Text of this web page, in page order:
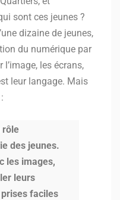
sont ces jeunes ?
dizaine de jeunes,
du numérique par
les écrans,
leur langage. Mais
rôle
des jeunes.
les images,
leurs
faciles